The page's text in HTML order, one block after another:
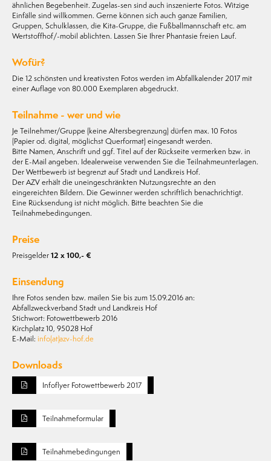
ähnlichen Begebenheit. Zugelas-sen sind auch inszenierte Fotos. Witzige
Einfälle sind willkommen. Gerne können sich auch ganze Familien,
Gruppen, Schulklassen, die Kita-Gruppe, die Fußballmannschaft etc. am
Wertstoffhof/-mobil ablichten. Lassen Sie Ihrer Phantasie freien Lauf.
Wofür?
Die 12 schönsten und kreativsten Fotos werden im Abfallkalender 2017 mit
einer Auflage von 80.000 Exemplaren abgedruckt.
Teilnahme - wer und wie
Je Teilnehmer/Gruppe (keine Altersbegrenzung) dürfen max. 10 Fotos
(Papier od. digital, möglichst Querformat) eingesandt werden.
Bitte Namen, Anschrift und ggf. Titel auf der Rückseite vermerken bzw. in
der E-Mail angeben. Idealerweise verwenden Sie die Teilnahmeunterlagen.
Der Wettbewerb ist begrenzt auf Stadt und Landkreis Hof.
Der AZV erhält die uneingeschränkten Nutzungsrechte an den
eingereichten Bildern. Die Gewinner werden schriftlich benachrichtigt.
Eine Rücksendung ist nicht möglich. Bitte beachten Sie die
Teilnahmebedingungen.
Preise
Preisgelder 12 x 100,- €
Einsendung
Ihre Fotos senden bzw. mailen Sie bis zum 15.09.2016 an:
Abfallzweckverband Stadt und Landkreis Hof
Stichwort: Fotowettbewerb 2016
Kirchplatz 10, 95028 Hof
E-Mail: info(at)azv-hof.de
Downloads
Infoflyer Fotowettbewerb 2017
Teilnahmeformular
Teilnahmebedingungen